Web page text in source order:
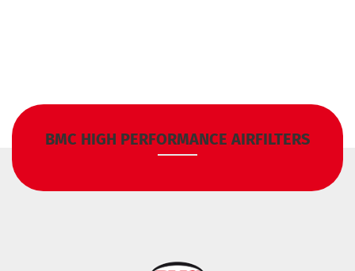
BMC HIGH PERFORMANCE AIRFILTERS